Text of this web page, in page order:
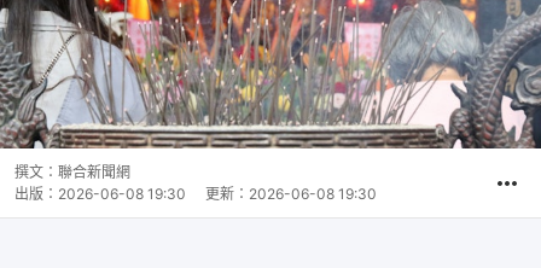
撰文： 聯合新聞網
出版： 2026-06-08 19:30 更新： 2026-06-08 19:30